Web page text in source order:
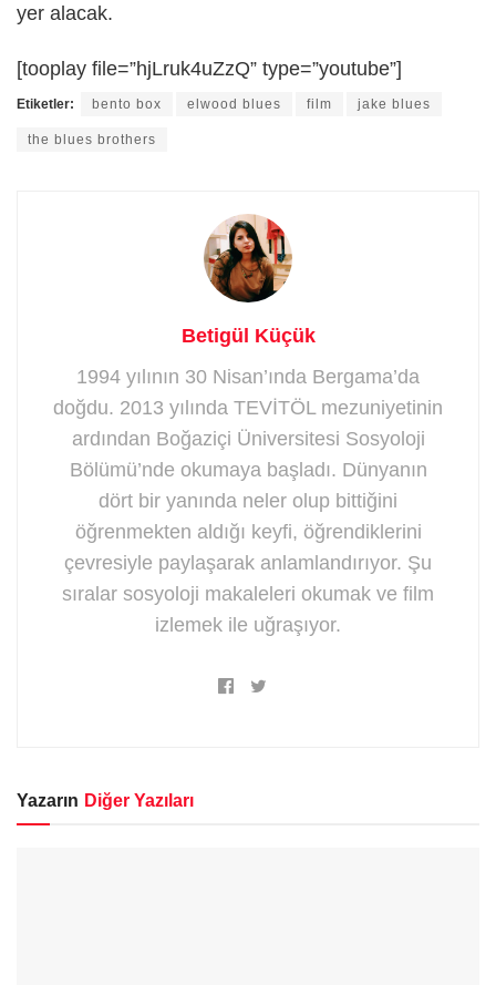
yer alacak.
[tooplay file=”hjLruk4uZzQ” type=”youtube”]
Etiketler: bento box elwood blues film jake blues
the blues brothers
Betigül Küçük
1994 yılının 30 Nisan’ında Bergama’da
doğdu. 2013 yılında TEVİTÖL mezuniyetinin
ardından Boğaziçi Üniversitesi Sosyoloji
Bölümü’nde okumaya başladı. Dünyanın
dört bir yanında neler olup bittiğini
öğrenmekten aldığı keyfi, öğrendiklerini
çevresiyle paylaşarak anlamlandırıyor. Şu
sıralar sosyoloji makaleleri okumak ve film
izlemek ile uğraşıyor.
Yazarın Diğer Yazıları